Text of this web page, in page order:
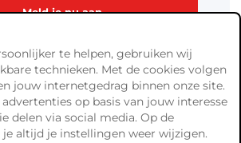
Meld je nu aan
te helpen, gebruiken wij
technieken. Met de cookies volgen
jouw internetgedrag binnen onze site.
op basis van jouw interesse
delen via social media. Op de
je altijd je instellingen weer wijzigen.